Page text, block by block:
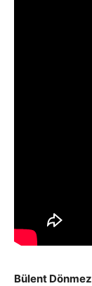
Bülent Dönmez